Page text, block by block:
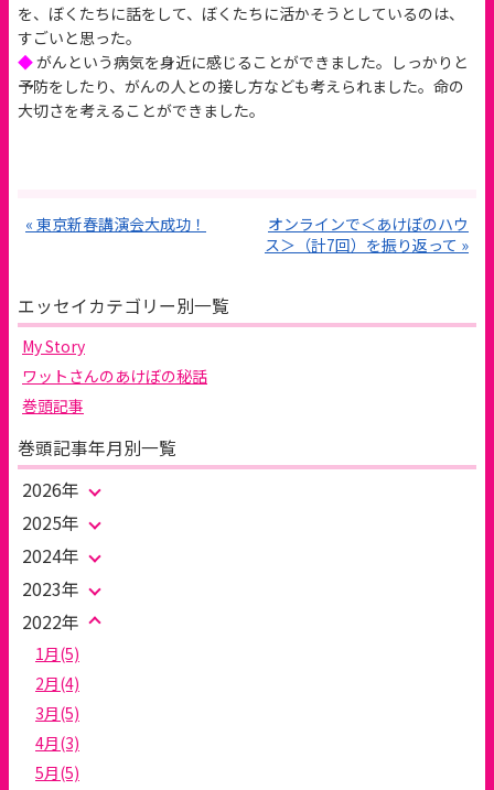
を、ぼくたちに話をして、ぼくたちに活かそうとしているのは、
すごいと思った。
◆がんという病気を身近に感じることができました。しっかりと
予防をしたり、がんの人との接し方なども考えられました。命の
大切さを考えることができました。
« 東京新春講演会大成功！
オンラインで＜あけぼのハウ
ス＞（計7回）を振り返って »
エッセイカテゴリー別一覧
My Story
ワットさんのあけぼの秘話
巻頭記事
巻頭記事年月別一覧
2026年
2025年
2024年
2023年
2022年
1月(5)
2月(4)
3月(5)
4月(3)
5月(5)